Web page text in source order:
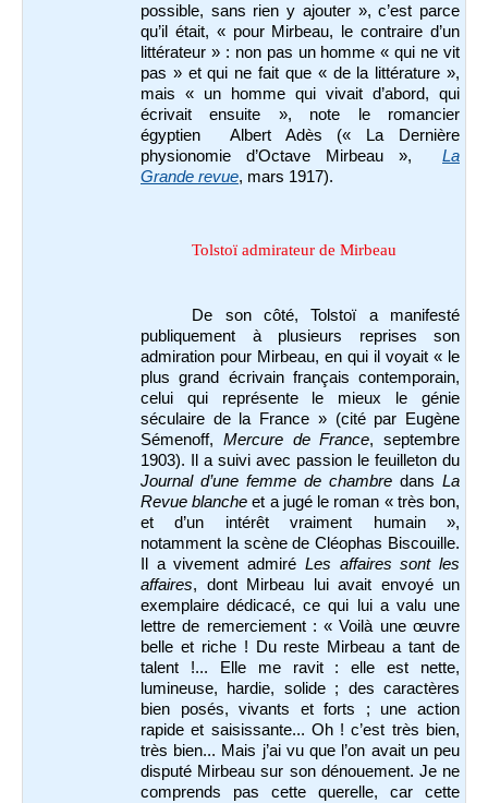
possible, sans rien y ajouter », c’est parce
qu’il était, « pour Mirbeau, le contraire d’un
littérateur » : non pas un homme « qui ne vit
pas » et qui ne fait que « de la littérature »,
mais « un homme qui vivait d’abord, qui
écrivait ensuite », note le romancier
égyptien Albert Adès (« La Dernière
physionomie d’Octave Mirbeau », La
Grande revue, mars 1917).
Tolstoï admirateur de Mirbeau
De son côté, Tolstoï a manifesté
publiquement à plusieurs reprises son
admiration pour Mirbeau, en qui il voyait « le
plus grand écrivain français contemporain,
celui qui représente le mieux le génie
séculaire de la France » (cité par Eugène
Sémenoff, Mercure de France, septembre
1903). Il a suivi avec passion le feuilleton du
Journal d’une femme de chambre dans La
Revue blanche et a jugé le roman « très bon,
et d’un intérêt vraiment humain »,
notamment la scène de Cléophas Biscouille.
Il a vivement admiré Les affaires sont les
affaires, dont Mirbeau lui avait envoyé un
exemplaire dédicacé, ce qui lui a valu une
lettre de remerciement : « Voilà une œuvre
belle et riche ! Du reste Mirbeau a tant de
talent !... Elle me ravit : elle est nette,
lumineuse, hardie, solide ; des caractères
bien posés, vivants et forts ; une action
rapide et saisissante... Oh ! c’est très bien,
très bien... Mais j’ai vu que l’on avait un peu
disputé Mirbeau sur son dénouement. Je ne
comprends pas cette querelle, car cette